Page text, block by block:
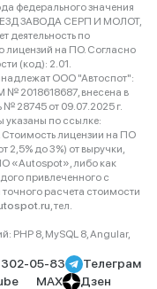
федерального значения
ЗАВОДА СЕРП И МОЛОТ,
деятельность по
лицензий на ПО. Согласно
(код): 2.01.
ООО "Автоспот":
№ 2018618687, внесена в
28745 от 09.07.2025 г.
по ссылке:
. Стоимость лицензии на ПО
2,5% до 3%) от выручки,
«Autospot», либо как
привлеченного с
расчета стоимости
, тел.
PHP 8, MySQL 8, Angular,
05-83
Телеграм
MAX Дзен